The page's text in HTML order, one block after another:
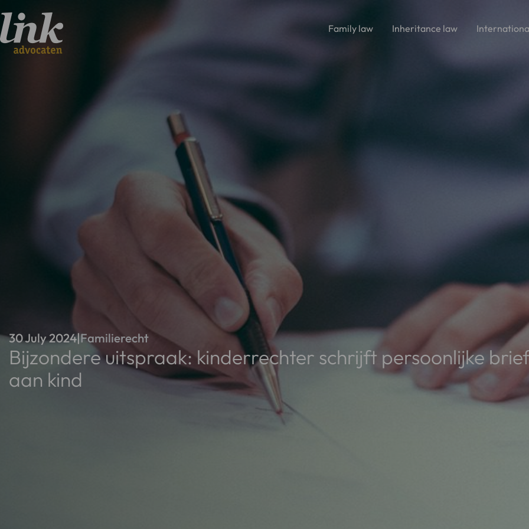
Family law Inheritance law
30 July 2024|Familierecht
Bijzondere uitspraak: kinderrechter schrijft persoonlijke
aan kind